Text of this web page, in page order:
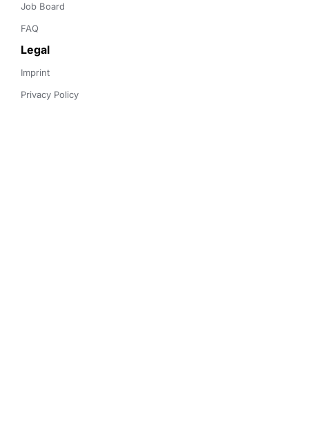
Job Board
FAQ
Legal
Imprint
Privacy Policy